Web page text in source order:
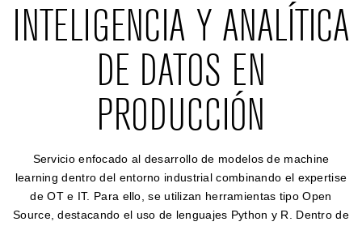
INTELIGENCIA Y ANALÍTICA
DE DATOS EN
PRODUCCIÓN
Servicio enfocado al desarrollo de modelos de machine
learning dentro del entorno industrial combinando el expertise
de OT e IT. Para ello, se utilizan herramientas tipo Open
Source, destacando el uso de lenguajes Python y R. Dentro de